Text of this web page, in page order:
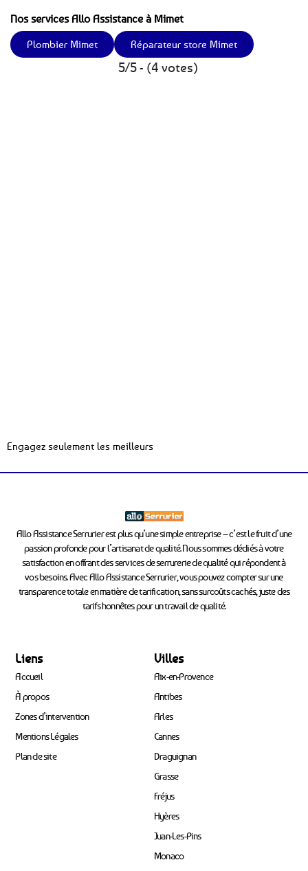
Nos services Allo Assistance à Mimet
Plombier Mimet Réparateur store Mimet
5/5 - (4 votes)
Engagez seulement les meilleurs
Allo Assistance Serrurier est plus qu’une simple entreprise – c’est le fruit d’une
passion profonde pour l’artisanat de qualité. Nous sommes dédiés à votre
satisfaction en offrant des services de serrurerie de qualité qui répondent à
vos besoins. Avec Allo Assistance Serrurier, vous pouvez compter sur une
transparence totale en matière de tarification, sans surcoûts cachés, juste des
tarifs honnêtes pour un travail de qualité.
Liens
Accueil
À propos
Zones d’intervention
Mentions Légales
Plan de site
Villes
Aix-en-Provence
Antibes
Arles
Cannes
Draguignan
Grasse
Fréjus
Hyères
Juan-Les-Pins
Monaco